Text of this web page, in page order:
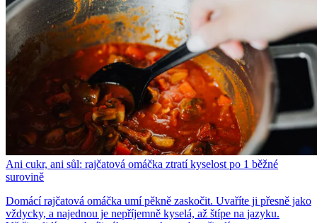
Ani cukr, ani sůl: rajčatová omáčka ztratí kyselost po 1 běžné
surovině
Domácí rajčatová omáčka umí pěkně zaskočit. Uvaříte ji přesně jako
vždycky, a najednou je nepříjemně kyselá, až štípe na jazyku.